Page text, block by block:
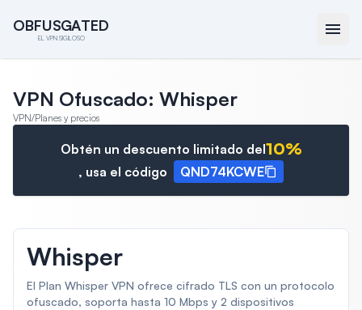
O
OB
BF
FU
US
SG
GA
AT
TE
ED
D
EL VPN SIGILOSO
VPN Ofuscado: Whisper
VPN/Planes y precios
Obtén un descuento limitado del10%
, usa el código QND74KCWE
Whisper
El Plan Whisper VPN ofrece cifrado TLS con un protocolo
ofuscado, soporta hasta 10 Mbps y 2 dispositivos